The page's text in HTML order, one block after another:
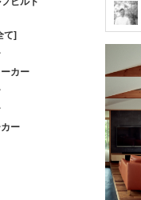
て]
カー
ー